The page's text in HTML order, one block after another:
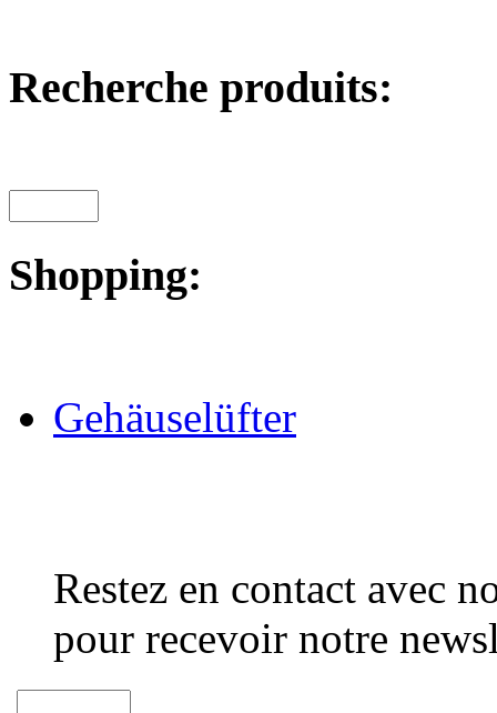
Recherche produits:
Shopping:
Gehäuselüfter
Restez en contact avec
pour recevoir notre